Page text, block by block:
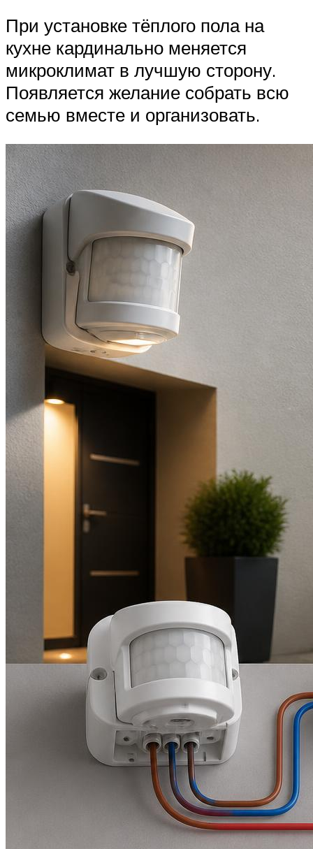
При установке тёплого пола на
кухне кардинально меняется
микроклимат в лучшую сторону.
Появляется желание собрать всю
семью вместе и организовать.